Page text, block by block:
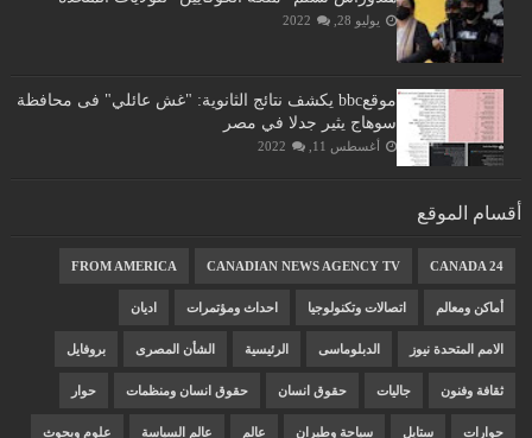
يوليو 28, 2022
موقعbbc يكشف نتائج الثانوية: "غش عائلي" فى محافظة
سوهاج يثير جدلا في مصر
أغسطس 11, 2022
أقسام الموقع
CANADA 24
CANADIAN NEWS AGENCY TV
FROM AMERICA
أماكن ومعالم اتصالات وتكنولوجيا احداث ومؤتمرات اديان
الامم المتحدة نيوز الدبلوماسى الرئيسية الشأن المصرى بروفايل
ثقافة وفنون جاليات حقوق انسان حقوق انسان ومنظمات حوار
حوارات ستايل سياحة وطيران عالم عالم السياسة علوم وبحوث